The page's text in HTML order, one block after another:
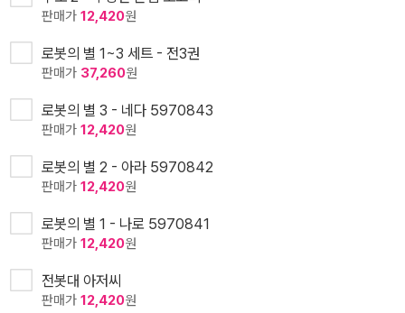
판매가 12,420원
로봇의 별 1~3 세트 - 전3권
판매가 37,260원
로봇의 별 3 - 네다 5970843
판매가 12,420원
로봇의 별 2 - 아라 5970842
판매가 12,420원
로봇의 별 1 - 나로 5970841
판매가 12,420원
전봇대 아저씨
판매가 12,420원